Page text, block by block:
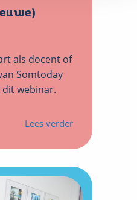
als docent of
Somtoday
dit webinar.
Lees verder
Webinar
docenten